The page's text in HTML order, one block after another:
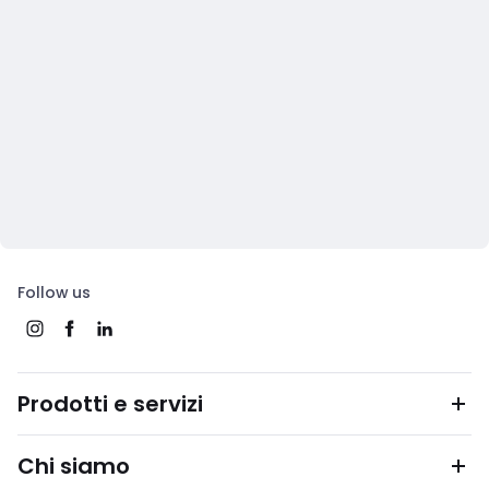
Follow us
Prodotti e servizi
Chi siamo